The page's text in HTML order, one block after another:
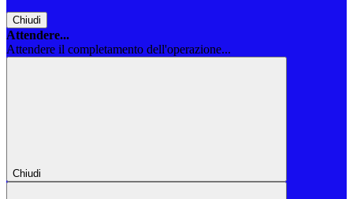
Chiudi
Attendere...
Attendere il completamento dell'operazione...
Chiudi